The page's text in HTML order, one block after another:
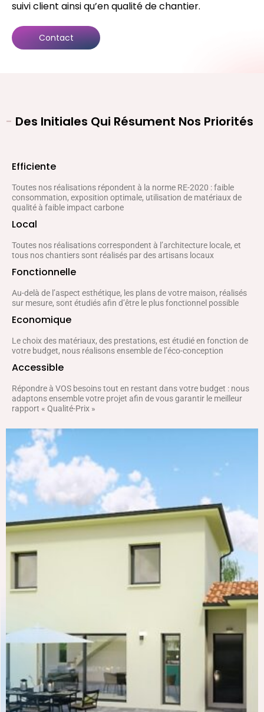
suivi client ainsi qu’en qualité de chantier.
Contact
- Des Initiales Qui Résument Nos Priorités
Efficiente
Toutes nos réalisations répondent à la norme RE-2020 : faible
consommation, exposition optimale, utilisation de matériaux de
qualité à faible impact carbone
Local
Toutes nos réalisations correspondent à l’architecture locale, et
tous nos chantiers sont réalisés par des artisans locaux
Fonctionnelle
Au-delà de l’aspect esthétique, les plans de votre maison, réalisés
sur mesure, sont étudiés afin d’être le plus fonctionnel possible
Economique
Le choix des matériaux, des prestations, est étudié en fonction de
votre budget, nous réalisons ensemble de l’éco-conception
Accessible
Répondre à VOS besoins tout en restant dans votre budget : nous
adaptons ensemble votre projet afin de vous garantir le meilleur
rapport « Qualité-Prix »